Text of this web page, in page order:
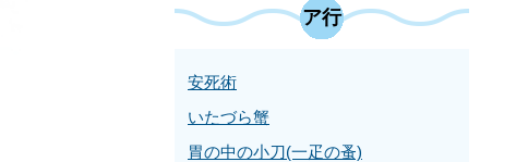
ア行
安死術
いたづら蟹
胃の中の小刀(一疋の蚤)